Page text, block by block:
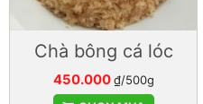
Chà bông cá lóc
450.000 ₫/500g